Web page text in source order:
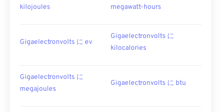
kilojoules
megawatt-hours
Gigaelectronvolts に ev
Gigaelectronvolts に
kilocalories
Gigaelectronvolts に
megajoules
Gigaelectronvolts に btu